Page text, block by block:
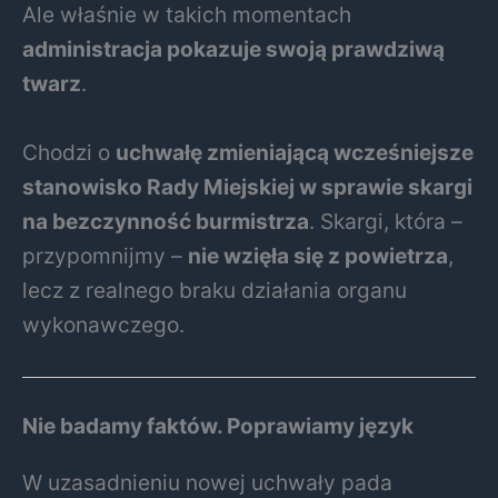
Ale właśnie w takich momentach
administracja pokazuje swoją prawdziwą
twarz.
Chodzi o uchwałę zmieniającą wcześniejsze
stanowisko Rady Miejskiej w sprawie skargi
na bezczynność burmistrza. Skargi, która –
przypomnijmy – nie wzięła się z powietrza,
lecz z realnego braku działania organu
wykonawczego.
Nie badamy faktów. Poprawiamy język
W uzasadnieniu nowej uchwały pada